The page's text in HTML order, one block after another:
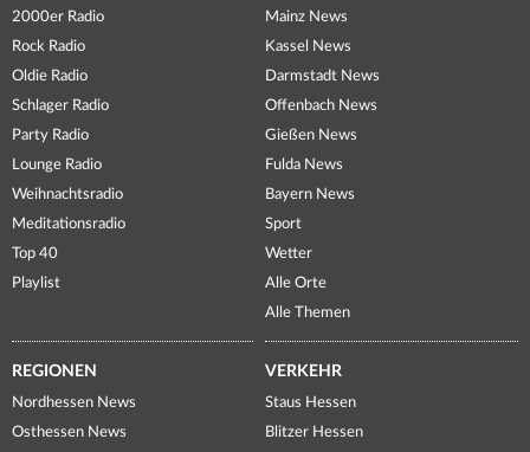
2000er Radio
Rock Radio
Oldie Radio
Schlager Radio
Party Radio
Lounge Radio
Weihnachtsradio
Meditationsradio
Top 40
Playlist
Mainz News
Kassel News
Darmstadt News
Offenbach News
Gießen News
Fulda News
Bayern News
Sport
Wetter
Alle Orte
Alle Themen
REGIONEN
Nordhessen News
Osthessen News
VERKEHR
Staus Hessen
Blitzer Hessen